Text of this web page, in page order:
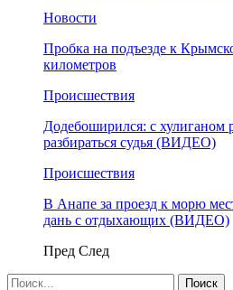
Новости
Пробка на подъезде к
километров
Происшествия
Додебоширился: с хулиганом
разбираться судья (ВИДЕО)
Происшествия
В Анапе за проезд к морю
дань с отдыхающих (ВИДЕО)
Пред След